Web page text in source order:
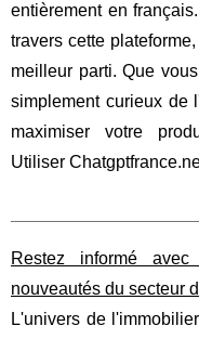
entièrement en
travers cette
meilleur parti. Que
simplement curieux de
maximiser votre
Utiliser
Restez informé
nouveautés du secteur
L'univers de